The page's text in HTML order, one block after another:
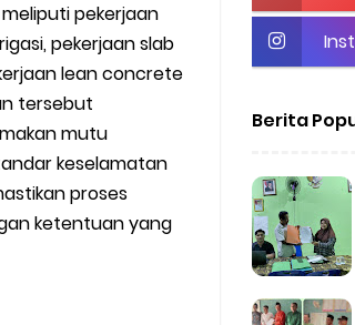
pekerjaan
pekerjaan slab
lean concrete
tersebut
mutu
keselamatan
proses
ketentuan yang
Berita